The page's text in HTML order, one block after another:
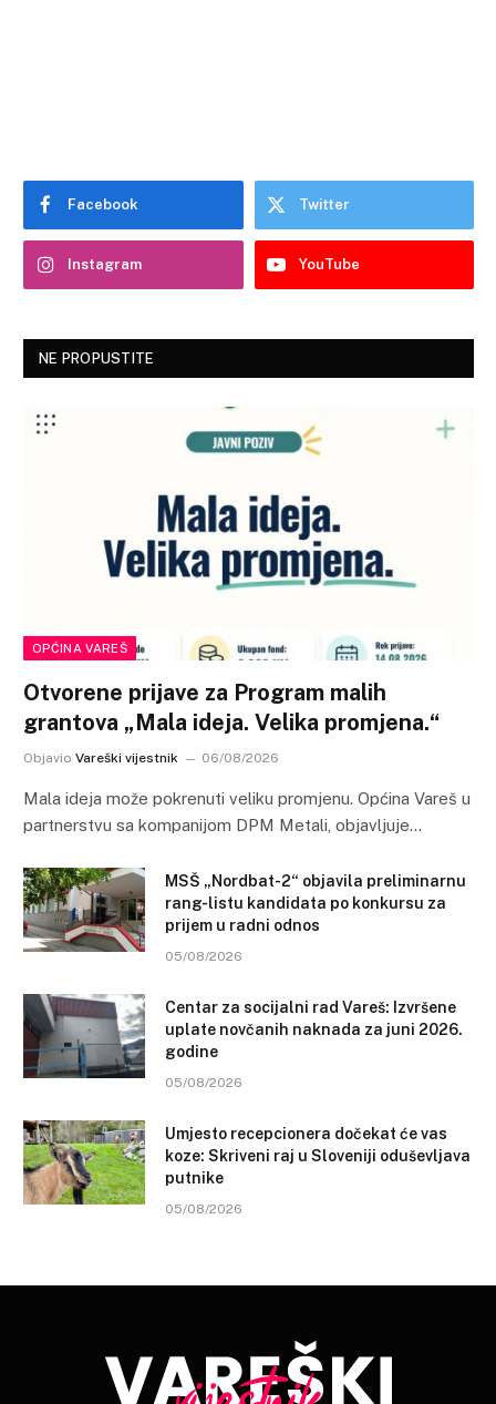
Facebook Twitter
Instagram YouTube
NE PROPUSTITE
OPĆINA VAREŠ
Otvorene prijave za Program malih
grantova „Mala ideja. Velika promjena.“
Objavio Vareški vijestnik 06/08/2026
Mala ideja može pokrenuti veliku promjenu. Općina Vareš u
partnerstvu sa kompanijom DPM Metali, objavljuje…
MSŠ „Nordbat-2“ objavila preliminarnu
rang-listu kandidata po konkursu za
prijem u radni odnos
05/08/2026
Centar za socijalni rad Vareš: Izvršene
uplate novčanih naknada za juni 2026.
godine
05/08/2026
Umjesto recepcionera dočekat će vas
koze: Skriveni raj u Sloveniji oduševljava
putnike
05/08/2026